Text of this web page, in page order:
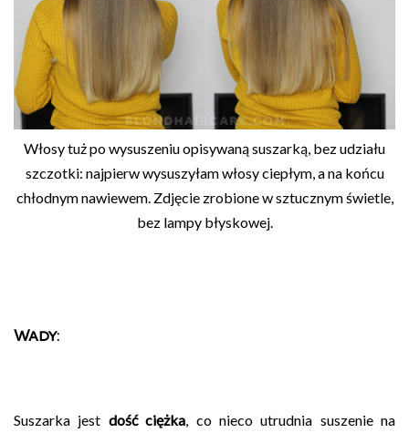
Włosy tuż po wysuszeniu opisywaną suszarką, bez udziału
szczotki: najpierw wysuszyłam włosy ciepłym, a na końcu
chłodnym nawiewem. Zdjęcie zrobione w sztucznym świetle,
bez lampy błyskowej.
Wady:
Suszarka jest dość ciężka, co nieco utrudnia suszenie na